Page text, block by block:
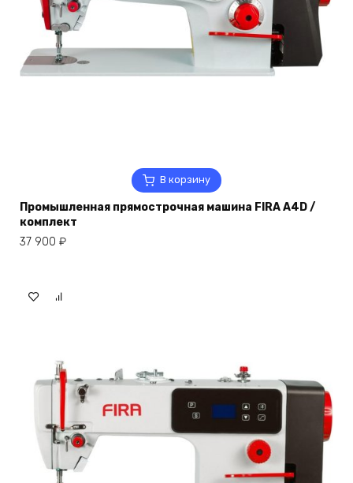
В корзину
Промышленная прямострочная машина FIRA A4D /
комплект
37 900 ₽